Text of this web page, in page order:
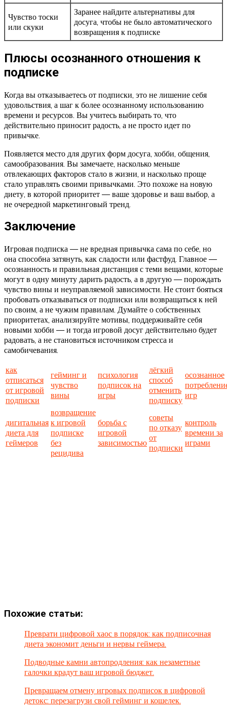
Чувство тоски
или скуки
Заранее найдите альтернативы для
досуга, чтобы не было автоматического
возвращения к подписке
Плюсы осознанного отношения к
подписке
Когда вы отказываетесь от подписки, это не лишение себя
удовольствия, а шаг к более осознанному использованию
времени и ресурсов. Вы учитесь выбирать то, что
действительно приносит радость, а не просто идет по
привычке.
Появляется место для других форм досуга, хобби, общения,
самообразования. Вы замечаете, насколько меньше
отвлекающих факторов стало в жизни, и насколько проще
стало управлять своими привычками. Это похоже на новую
диету, в которой приоритет — ваше здоровье и ваш выбор, а
не очередной маркетинговый тренд.
Заключение
Игровая подписка — не вредная привычка сама по себе, но
она способна затянуть, как сладости или фастфуд. Главное —
осознанность и правильная дистанция с теми вещами, которые
могут в одну минуту дарить радость, а в другую — порождать
чувство вины и неуправляемой зависимости. Не стоит бояться
пробовать отказываться от подписки или возвращаться к ней
по своим, а не чужим правилам. Думайте о собственных
приоритетах, анализируйте мотивы, поддерживайте себя
новыми хобби — и тогда игровой досуг действительно будет
радовать, а не становиться источником стресса и
самобичевания.
как
отписаться
от игровой
подписки
гейминг и
чувство
вины
психология
подписок на
игры
лёгкий
способ
отменить
подписку
осознанное
игр
дигитальная
диета для
геймеров
возвращение
к игровой
подписке
без
рецидива
борьба с
игровой
зависимостью
советы
по отказу
от
подписки
контроль
времени за
играми
Похожие статьи:
Преврати цифровой хаос в порядок: как подписочная
диета экономит деньги и нервы геймера.
Подводные камни автопродления: как незаметные
галочки крадут ваш игровой бюджет.
Превращаем отмену игровых подписок в цифровой
детокс: перезагрузи свой гейминг и кошелек.